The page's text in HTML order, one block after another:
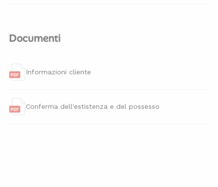
Documenti
Informazioni cliente
Conferma dell'estistenza e del possesso